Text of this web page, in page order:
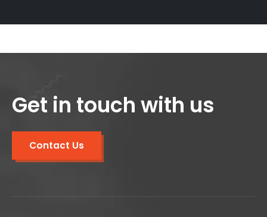
Get in touch with us
Contact Us